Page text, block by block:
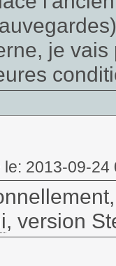
je
le: 2013-09-24
, version